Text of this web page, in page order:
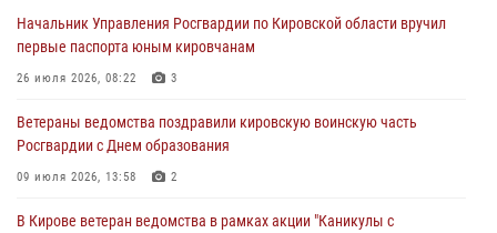
В Росгвардии вспоминают российских воинов, погибших в Первой
мировой войне 1914-1918 годов
В Кирове офицер Росгвардии стал победителем открытого
шахматного турнира
Начальник Управления Росгвардии по Кировской области вручил
первые паспорта юным кировчанам
26 июля 2026, 08:22 3
Ветераны ведомства поздравили кировскую воинскую часть
Росгвардии с Днем образования
09 июля 2026, 13:58 2
В Кирове ветеран ведомства в рамках акции "Каникулы с